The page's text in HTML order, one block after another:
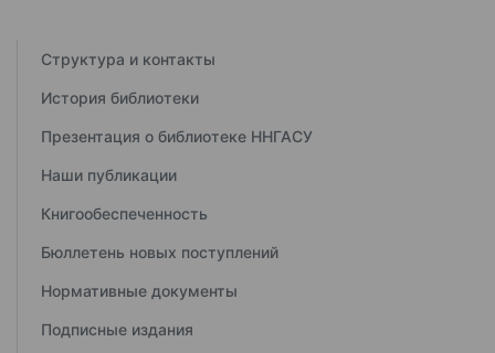
Структура и контакты
История библиотеки
Презентация о библиотеке ННГАСУ
Наши публикации
Книгообеспеченность
Бюллетень новых поступлений
Нормативные документы
Подписные издания